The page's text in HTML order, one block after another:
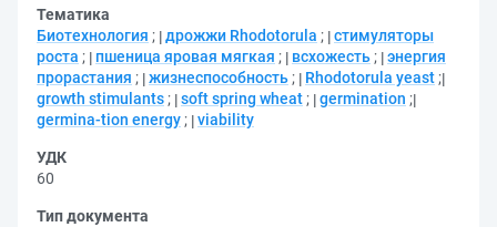
Тематика
Биотехнология ; дрожжи Rhodotorula ; стимуляторы
роста ; пшеница яровая мягкая ; всхожесть ; энергия
прорастания ; жизнеспособность ; Rhodotorula yeast ;
growth stimulants ; soft spring wheat ; germination ;
germina-tion energy ; viability
УДК
60
Тип документа